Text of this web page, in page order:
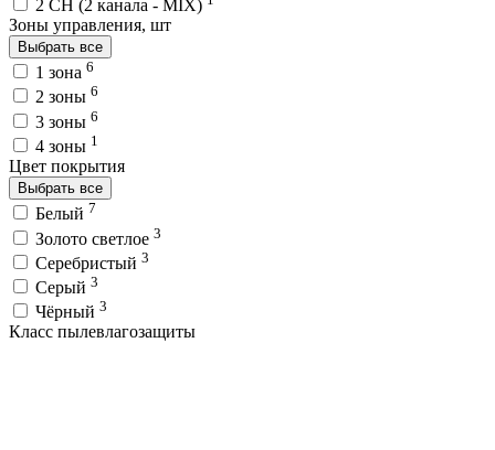
2 CH (2 канала - MIX)
Зоны управления, шт
Выбрать все
1 зона 6
2 зоны 6
3 зоны 6
4 зоны 1
Цвет покрытия
Выбрать все
Белый 7
Золото светлое 3
Серебристый 3
Серый 3
Чёрный 3
Класс пылевлагозащиты